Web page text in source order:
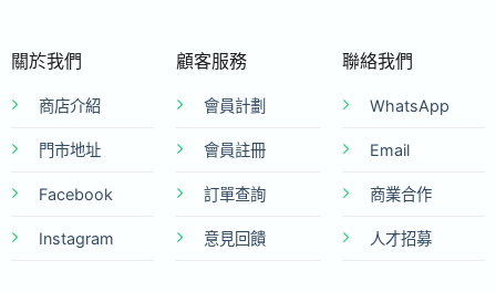
關於我們
商店介紹
門市地址
Facebook
Instagram
顧客服務
會員計劃
會員註冊
訂單查詢
意見回饋
聯絡我們
WhatsApp
Email
商業合作
人才招募